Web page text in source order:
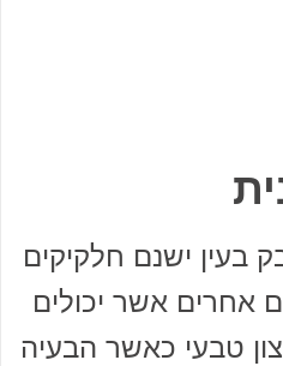
ישנם חלקיקים
אחרים אשר יכולים
טבעי כאשר הבעיה